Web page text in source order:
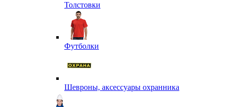
Толстовки
Футболки
Шевроны, аксессуары охранника